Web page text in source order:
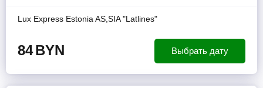
Lux Express Estonia AS,SIA "Latlines"
84BYN Выбрать дату